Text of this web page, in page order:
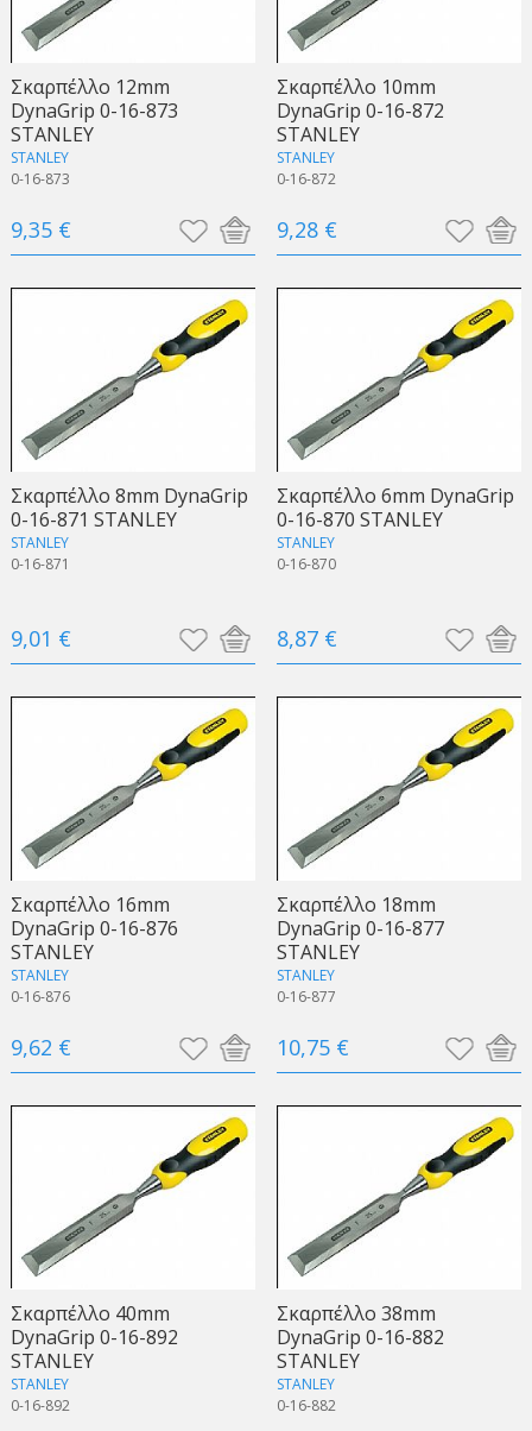
Σκαρπέλλο 12mm
DynaGrip 0-16-873
STANLEY
STANLEY
0-16-873
9,35 €
Σκαρπέλλο 10mm
DynaGrip 0-16-872
STANLEY
STANLEY
0-16-872
9,28 €
Σκαρπέλλο 8mm DynaGrip
0-16-871 STANLEY
STANLEY
0-16-871
9,01 €
Σκαρπέλλο 6mm DynaGrip
0-16-870 STANLEY
STANLEY
0-16-870
8,87 €
Σκαρπέλλο 16mm
DynaGrip 0-16-876
STANLEY
STANLEY
0-16-876
9,62 €
Σκαρπέλλο 18mm
DynaGrip 0-16-877
STANLEY
STANLEY
0-16-877
10,75 €
Σκαρπέλλο 40mm
DynaGrip 0-16-892
STANLEY
STANLEY
0-16-892
Σκαρπέλλο 38mm
DynaGrip 0-16-882
STANLEY
STANLEY
0-16-882